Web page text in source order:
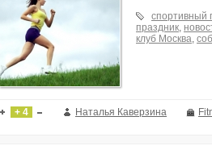
спортивный
праздник,
клуб Москва,
+ 4 Наталья Каверзина